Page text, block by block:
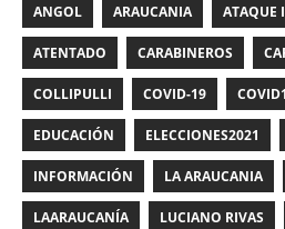
ANGOL ARAUCANIA ATAQUE
ATENTADO CARABINEROS
COLLIPULLI COVID-19
EDUCACIÓN ELECCIONES2021
INFORMACIÓN LA ARAUCANIA
LAARAUCANÍA LUCIANO RIVAS